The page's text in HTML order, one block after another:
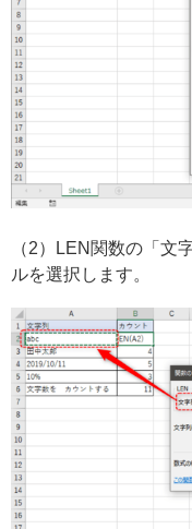
（2）LEN関数の「文
ルを選択します。